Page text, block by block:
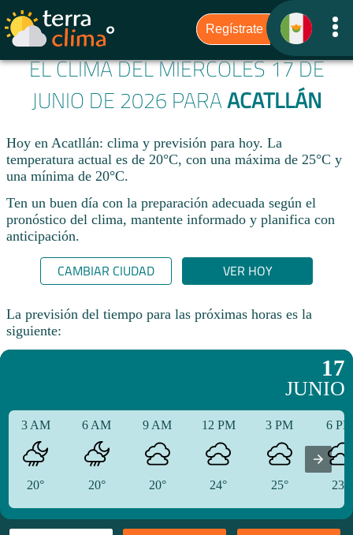
EL CLIMA DEL MIÉRCOLES 17 DE
JUNIO DE 2026 PARAACATLLÁN
Hoy en Acatllán: clima y previsión para hoy. La
temperatura actual es de 20°C, con una máxima de 25°C y
una mínima de 20°C.​
Ten un buen día con la preparación adecuada según el
pronóstico del clima, mantente informado y planifica con
anticipación.​
CAMBIAR CIUDAD VER HOY
La previsión del tiempo para las próximas horas es la
siguiente:
17
JUNIO
3 AM
20°
6 AM
20°
9 AM
20°
12 PM
24°
3 PM
25°
6
23°